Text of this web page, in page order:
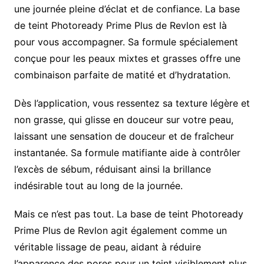
une journée pleine d’éclat et de confiance. La base
de teint Photoready Prime Plus de Revlon est là
pour vous accompagner. Sa formule spécialement
conçue pour les peaux mixtes et grasses offre une
combinaison parfaite de matité et d’hydratation.
Dès l’application, vous ressentez sa texture légère et
non grasse, qui glisse en douceur sur votre peau,
laissant une sensation de douceur et de fraîcheur
instantanée. Sa formule matifiante aide à contrôler
l’excès de sébum, réduisant ainsi la brillance
indésirable tout au long de la journée.
Mais ce n’est pas tout. La base de teint Photoready
Prime Plus de Revlon agit également comme un
véritable lissage de peau, aidant à réduire